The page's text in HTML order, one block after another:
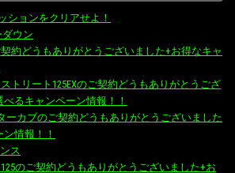
ションをクリアせよ！
ウン
約どうもありがとうございました+お得なキャ
トリート125EXのご契約どうもありがとうござ
るキャンペーン情報！！
ーカブのご契約どうもありがとうございました
情報！！
ス
のご契約どうもありがとうございました+お